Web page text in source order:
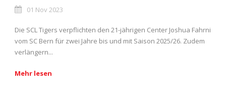
01 Nov 2023
Die SCL Tigers verpflichten den 21-jährigen Center Joshua Fahrni
vom SC Bern für zwei Jahre bis und mit Saison 2025/26. Zudem
verlängern...
Mehr lesen